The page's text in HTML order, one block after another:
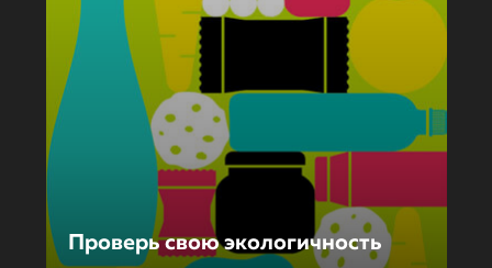
Проверь свою экологичность